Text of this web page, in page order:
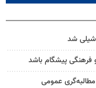
شیلی شد
فرهنگی پیشگام باشد
عمومی